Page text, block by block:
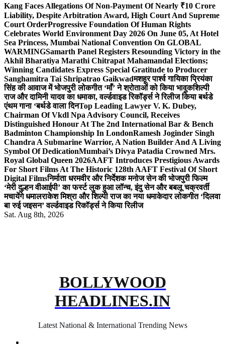
Kang Faces Allegations Of Non-Payment Of Nearly ₹10 Crore
Liability, Despite Arbitration Award, High Court And Supreme
Court OrderProgressive Foundation Of Human Rights
Celebrates World Environment Day 2026 On June 05, At Hotel
Sea Princess, Mumbai National Convention On GLOBAL
WARMINGSamarth Panel Registers Resounding Victory in the
Akhil Bharatiya Marathi Chitrapat Mahamandal Elections;
Winning Candidates Express Special Gratitude to Producer
Sanghamitra Tai Shripatrao Gaikwadमशहूर पार्श्व गायिका प्रियंका
सिंह की आवाज में भोजपुरी लोकगीत ‘माँ’ ने श्रोताओं को किया भावुकशिल्पी
राज और दामिनी यादव का धमाका, वर्ल्डवाइड रिकॉर्ड्स ने रिलीज किया बर्थडे
एंथम गाना ‘बर्थडे वाला दिनTop Leading Lawyer V. K. Dubey,
Chairman Of Vkdl Npa Advisory Council, Receives
Distinguished Honour At The 2nd International Bar & Bench
Badminton Championship In LondonRamesh Joginder Singh
Chandra A Submarine Warrior, A Nation Builder And A Living
Symbol Of DedicationMumbai’s Divya Patadia Crowned Mrs.
Royal Global Queen 2026AAFT Introduces Prestigious Awards
For Short Films At The Historic 128th AAFT Festival Of Short
Digital Filmsनिर्माता धरमवीर और निर्देशक मनोज सेन की भोजपुरी फिल्म
‘मेरी दुल्हन वीआईपी’ का फर्स्ट लुक हुआ लॉन्च, इंदु सेन और बबलू चक्रवर्ती
मचायेंगे धमालराकेश मिश्रा और शिल्पी राज का नया धमाकेदार लोकगीत ‘दिलवा
बा रुई जइसन’ वर्ल्डवाइड रिकॉर्ड्स ने किया रिलीज
Sat. Aug 8th, 2026
BOLLYWOOD
HEADLINES.IN
Latest National & International Trending News